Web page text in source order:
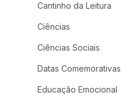
Cantinho da Leitura
Ciências
Ciências Sociais
Datas Comemorativas
Educação Emocional